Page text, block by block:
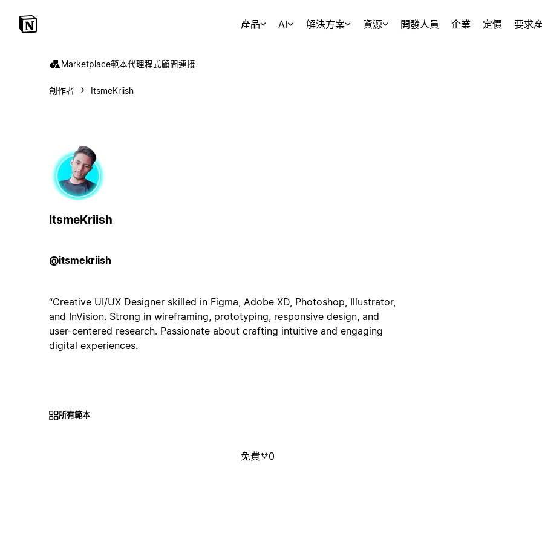
產品 AI 解決方案 資源 開發人員 企業 定價 要求
Marketplace範本代理程式顧問連接
創作者 ItsmeKriish
ItsmeKriish
@itsmekriish
“Creative UI/UX Designer skilled in Figma, Adobe XD, Photoshop, Illustrator,
and InVision. Strong in wireframing, prototyping, responsive design, and
user-centered research. Passionate about crafting intuitive and engaging
digital experiences.
所有範本
免費 0